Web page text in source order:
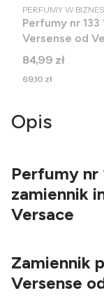
PRODUCENT
PERFUMY W
Perfumy nr
Versense od
Cena
84,99 zł
Cena
69,10 zł
Opis
Perfumy nr
zamiennik
Versace
Zamiennik
Versense